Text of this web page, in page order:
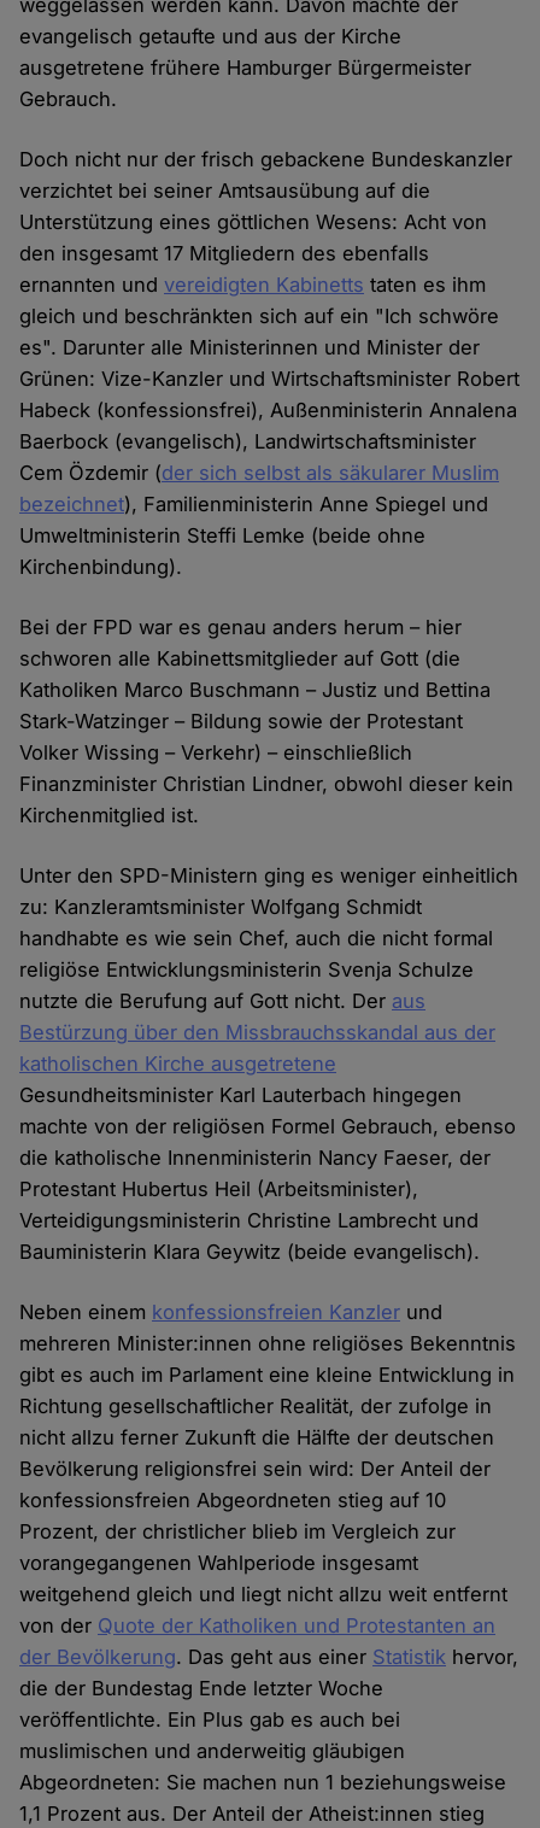
weggelassen werden kann. Davon machte der
evangelisch getaufte und aus der Kirche
ausgetretene frühere Hamburger Bürgermeister
Gebrauch.
Doch nicht nur der frisch gebackene Bundeskanzler
verzichtet bei seiner Amtsausübung auf die
Unterstützung eines göttlichen Wesens: Acht von
den insgesamt 17 Mitgliedern des ebenfalls
ernannten undvereidigten Kabinetts taten es ihm
gleich und beschränkten sich auf ein "Ich schwöre
es". Darunter alle Ministerinnen und Minister der
Grünen: Vize-Kanzler und Wirtschaftsminister Robert
Habeck (konfessionsfrei), Außenministerin Annalena
Baerbock (evangelisch), Landwirtschaftsminister
Cem Özdemir (der sich selbst als säkularer Muslim
bezeichnet), Familienministerin Anne Spiegel und
Umweltministerin Steffi Lemke (beide ohne
Kirchenbindung).
Bei der FPD war es genau anders herum – hier
schworen alle Kabinettsmitglieder auf Gott (die
Katholiken Marco Buschmann – Justiz und Bettina
Stark-Watzinger – Bildung sowie der Protestant
Volker Wissing – Verkehr) – einschließlich
Finanzminister Christian Lindner, obwohl dieser kein
Kirchenmitglied ist.
Unter den SPD-Ministern ging es weniger einheitlich
zu: Kanzleramtsminister Wolfgang Schmidt
handhabte es wie sein Chef, auch die nicht formal
religiöse Entwicklungsministerin Svenja Schulze
nutzte die Berufung auf Gott nicht. Der aus
Bestürzung über den Missbrauchsskandal aus der
katholischen Kirche ausgetretene
Gesundheitsminister Karl Lauterbach hingegen
machte von der religiösen Formel Gebrauch, ebenso
die katholische Innenministerin Nancy Faeser, der
Protestant Hubertus Heil (Arbeitsminister),
Verteidigungsministerin Christine Lambrecht und
Bauministerin Klara Geywitz (beide evangelisch).
Neben einem konfessionsfreien Kanzler und
mehreren Minister:innen ohne religiöses Bekenntnis
gibt es auch im Parlament eine kleine Entwicklung in
Richtung gesellschaftlicher Realität, der zufolge in
nicht allzu ferner Zukunft die Hälfte der deutschen
Bevölkerung religionsfrei sein wird: Der Anteil der
konfessionsfreien Abgeordneten stieg auf 10
Prozent, der christlicher blieb im Vergleich zur
vorangegangenen Wahlperiode insgesamt
weitgehend gleich und liegt nicht allzu weit entfernt
von der Quote der Katholiken und Protestanten an
der Bevölkerung. Das geht aus einer Statistik hervor,
die der Bundestag Ende letzter Woche
veröffentlichte. Ein Plus gab es auch bei
muslimischen und anderweitig gläubigen
Abgeordneten: Sie machen nun 1 beziehungsweise
1,1 Prozent aus. Der Anteil der Atheist:innen stieg